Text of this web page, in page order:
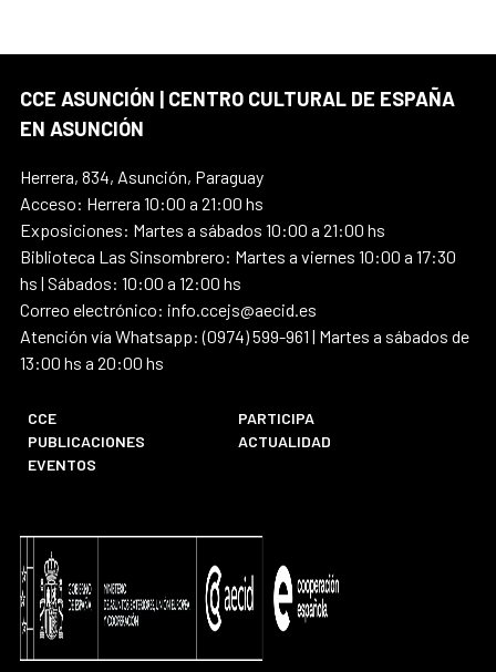
CCE ASUNCIÓN | CENTRO CULTURAL DE ESPAÑA
EN ASUNCIÓN
Herrera, 834, Asunción, Paraguay
Acceso: Herrera 10:00 a 21:00 hs
Exposiciones: Martes a sábados 10:00 a 21:00 hs
Biblioteca Las Sinsombrero: Martes a viernes 10:00 a 17:30
hs | Sábados: 10:00 a 12:00 hs
Correo electrónico: info.ccejs@aecid.es
Atención vía Whatsapp: (0974) 599-961 | Martes a sábados de
13:00 hs a 20:00 hs
CCE
PARTICIPA
PUBLICACIONES
ACTUALIDAD
EVENTOS